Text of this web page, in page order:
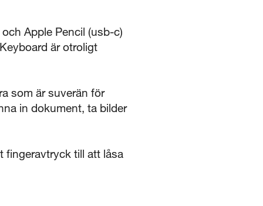
Apple Pencil (usb-c)
är otroligt
som är suverän för
in dokument, ta bilder
fingeravtryck till att låsa